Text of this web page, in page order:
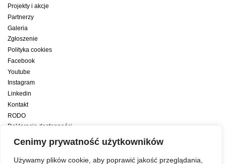
Cenimy prywatność użytkowników
Używamy plików cookie, aby poprawić jakość przeglądania,
Projekty i akcje
Partnerzy
Galeria
Zgłoszenie
Polityka cookies
Facebook
Youtube
Instagram
Linkedin
Kontakt
RODO
Deklaracja dostępności
Deklaracja dostępności cyfrowej
konsultanta amerykańskiego programu zarządzania przez cele Best